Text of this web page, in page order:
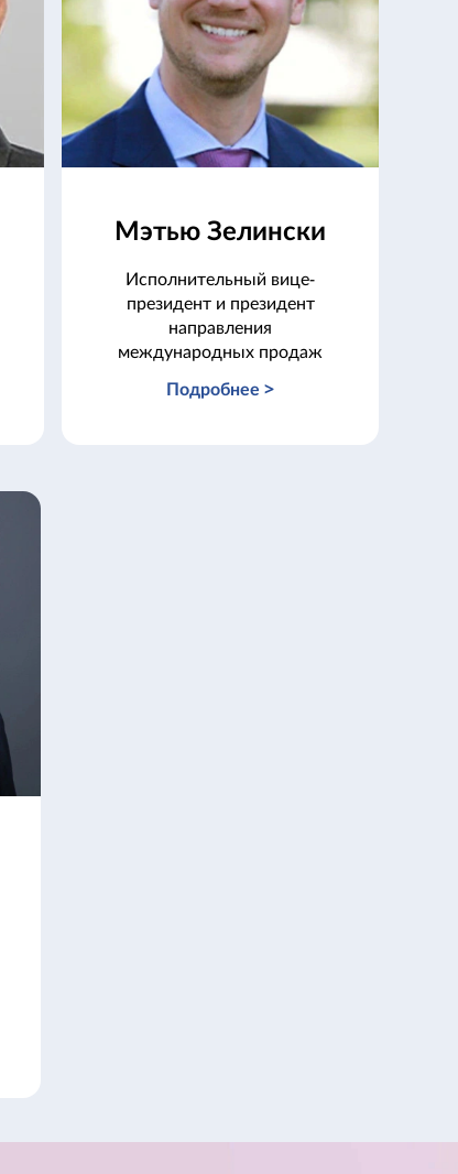
Мэтью Зелински
Исполнительный вице-
президент и президент
направления
международных продаж
Подробнее >